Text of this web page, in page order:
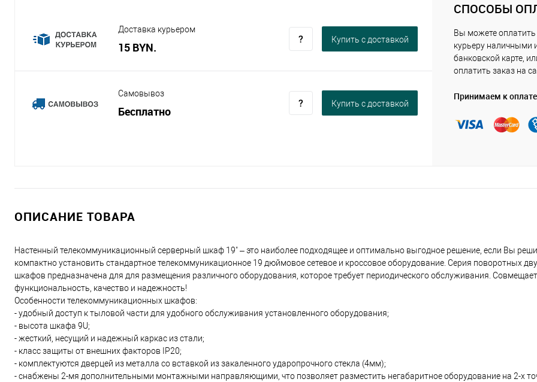
Доставка курьером
15 BYN.
Купить c доставкой
Самовывоз
Бесплатно
Купить c доставкой
СПОСОБЫ
Вы можете оплатить
курьеру наличными
банковской карте,
оплатить заказ на
Принимаем к оплате
ОПИСАНИЕ ТОВАРА
Настенный телекоммуникационный серверный шкаф 19" – это наиболее подходящее и оптимально выгодное решение, если Вы
компактно установить стандартное телекоммуникационное 19 дюймовое сетевое и кроссовое оборудование. Серия поворотных
шкафов предназначена для для размещения различного оборудования, которое требует периодического обслуживания.
функциональность, качество и надежность!
Особенности телекоммуникационных шкафов:
- удобный доступ к тыловой части для удобного обслуживания установленного оборудования;
- высота шкафа 9U;
- жесткий, несущий и надежный каркас из стали;
- класс защиты от внешних факторов IP20;
- комплектуются дверцей из металла со вставкой из закаленного ударопрочного стекла (4мм);
- снабжены 2-мя дополнительными монтажными направляющими, что позволяет разместить негабаритное оборудование на 2-х